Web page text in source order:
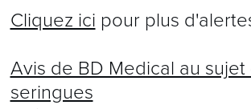
MISE À JOUR DE LA SCA AU
L’APPROVISIONNEMENT EN
Cliquez ici pour plus
Avis de BD Medical au sujet
seringues